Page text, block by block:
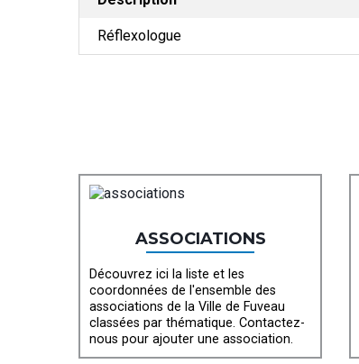
Réflexologue
ASSOCIATIONS
Découvrez ici la liste et les
coordonnées de l'ensemble des
associations de la Ville de Fuveau
classées par thématique. Contactez-
nous pour ajouter une association.